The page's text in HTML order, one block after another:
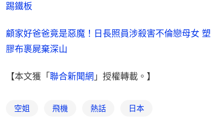
踢鐵板
顧家好爸爸竟是惡魔！日長照員涉殺害不倫戀母女 塑
膠布裹屍棄深山
【本文獲「 聯合新聞網 」授權轉載。】
空姐 飛機 熱話 日本